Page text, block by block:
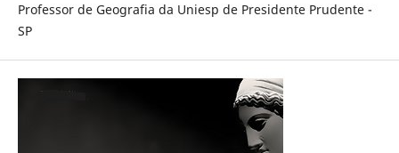
Professor de Geografia da Uniesp de Presidente Prudente -
SP